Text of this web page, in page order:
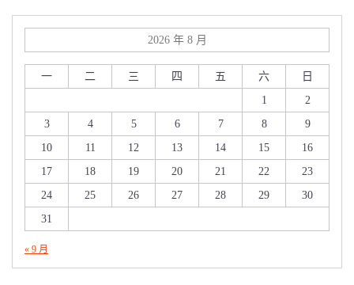
2026 年 8 月
一 二 三 四 五 六
日
1
2
3
4 5 6 7 8
9
10
11 12 13 14 15
16
17
18 19 20 21 22
23
24
25 26 27 28 29
30
31
« 9 月